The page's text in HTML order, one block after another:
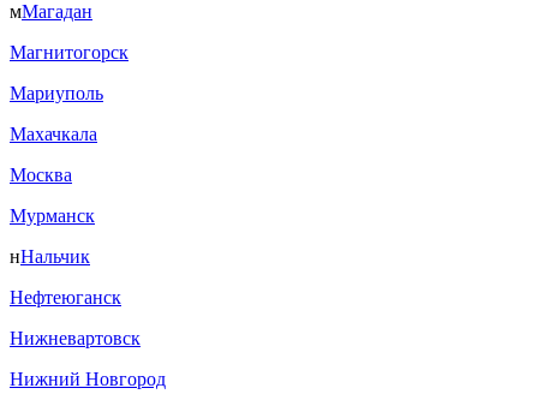
мМагадан
Магнитогорск
Мариуполь
Махачкала
Москва
Мурманск
нНальчик
Нефтеюганск
Нижневартовск
Нижний Новгород